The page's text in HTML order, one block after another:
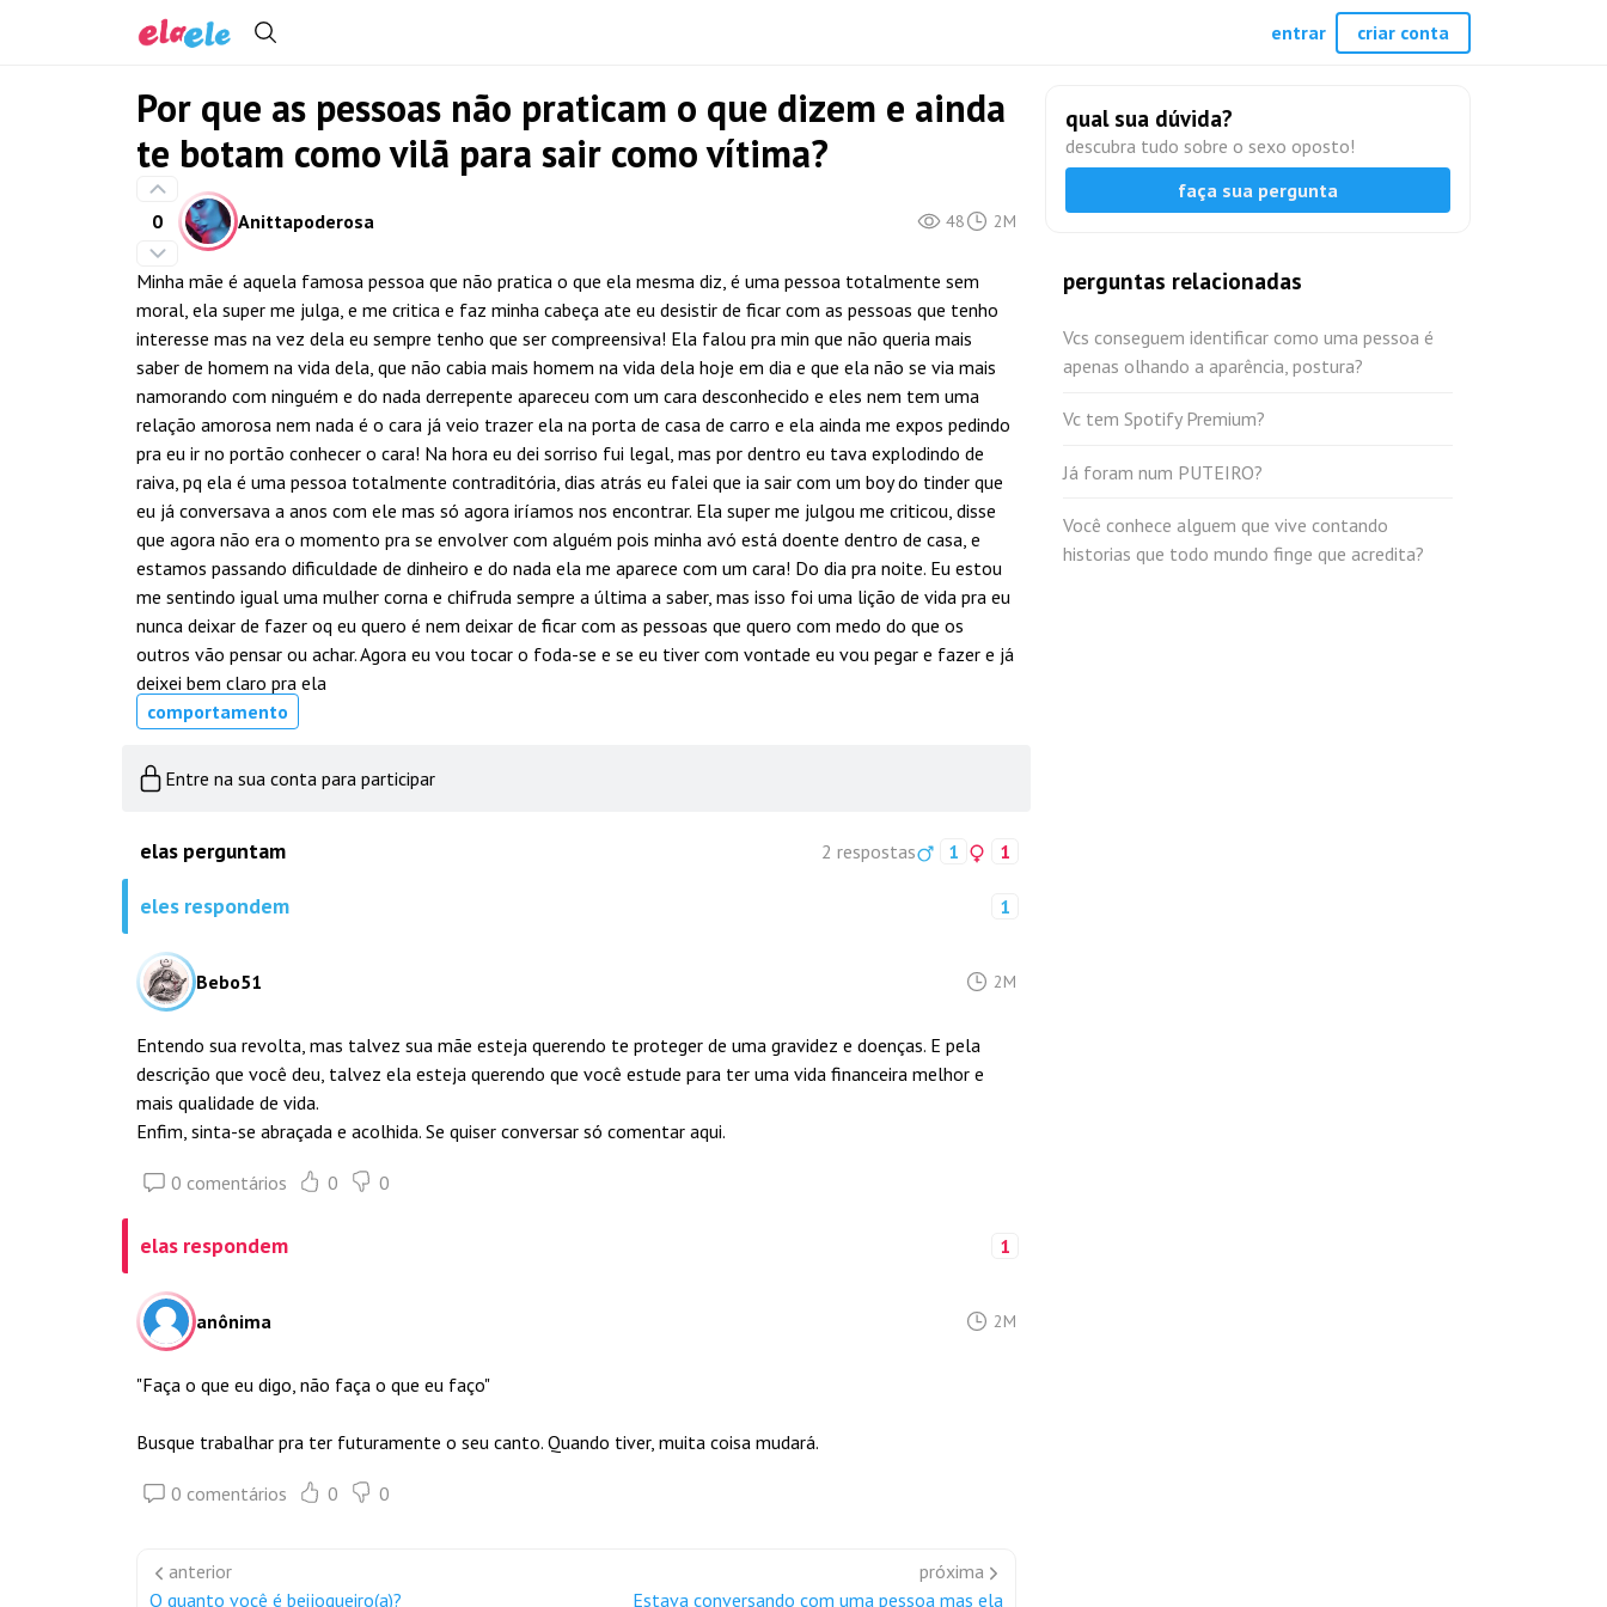
Por que as pessoas não praticam o que dizem e ainda
te botam como vilã para sair como vítima?
0 Anittapoderosa 48 2M
Minha mãe é aquela famosa pessoa que não pratica o que ela mesma diz, é uma pessoa totalmente sem
moral, ela super me julga, e me critica e faz minha cabeça ate eu desistir de ficar com as pessoas que tenho
interesse mas na vez dela eu sempre tenho que ser compreensiva! Ela falou pra min que não queria mais
saber de homem na vida dela, que não cabia mais homem na vida dela hoje em dia e que ela não se via mais
namorando com ninguém e do nada derrepente apareceu com um cara desconhecido e eles nem tem uma
relação amorosa nem nada é o cara já veio trazer ela na porta de casa de carro e ela ainda me expos pedindo
pra eu ir no portão conhecer o cara! Na hora eu dei sorriso fui legal, mas por dentro eu tava explodindo de
raiva, pq ela é uma pessoa totalmente contraditória, dias atrás eu falei que ia sair com um boy do tinder que
eu já conversava a anos com ele mas só agora iríamos nos encontrar. Ela super me julgou me criticou, disse
que agora não era o momento pra se envolver com alguém pois minha avó está doente dentro de casa, e
estamos passando dificuldade de dinheiro e do nada ela me aparece com um cara! Do dia pra noite. Eu estou
me sentindo igual uma mulher corna e chifruda sempre a última a saber, mas isso foi uma lição de vida pra eu
nunca deixar de fazer oq eu quero é nem deixar de ficar com as pessoas que quero com medo do que os
outros vão pensar ou achar. Agora eu vou tocar o foda-se e se eu tiver com vontade eu vou pegar e fazer e já
deixei bem claro pra ela
comportamento
Entre na sua conta para participar
elas perguntam 2 respostas 1 1
eles respondem 1
Bebo51 2M
Entendo sua revolta, mas talvez sua mãe esteja querendo te proteger de uma gravidez e doenças. E pela
descrição que você deu, talvez ela esteja querendo que você estude para ter uma vida financeira melhor e
mais qualidade de vida.
Enfim, sinta-se abraçada e acolhida. Se quiser conversar só comentar aqui.
0 comentários 0 0
elas respondem 1
anônima 2M
"Faça o que eu digo, não faça o que eu faço"
Busque trabalhar pra ter futuramente o seu canto. Quando tiver, muita coisa mudará.
0 comentários 0 0
anterior
O quanto você é beijoqueiro(a)?
próxima
Estava conversando com uma pessoa mas ela
qual sua dúvida?
descubra tudo sobre o sexo oposto!
faça sua pergunta
perguntas relacionadas
Vcs conseguem identificar como uma pessoa é
apenas olhando a aparência, postura?
Vc tem Spotify Premium?
Já foram num PUTEIRO?
Você conhece alguem que vive contando
historias que todo mundo finge que acredita?
entrar criar conta